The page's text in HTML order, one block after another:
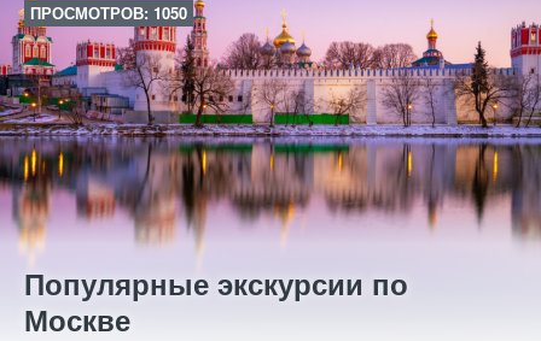
ПРОСМОТРОВ: 1050
Популярные экскурсии по
Москве